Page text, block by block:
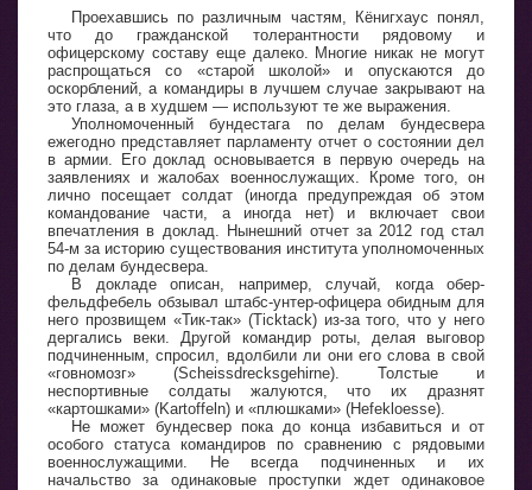
Проехавшись по различным частям, Кёнигхаус понял,
что до гражданской толерантности рядовому и
офицерскому составу еще далеко. Многие никак не могут
распрощаться со «старой школой» и опускаются до
оскорблений, а командиры в лучшем случае закрывают на
это глаза, а в худшем — используют те же выражения.
Уполномоченный бундестага по делам бундесвера
ежегодно представляет парламенту отчет о состоянии дел
в армии. Его доклад основывается в первую очередь на
заявлениях и жалобах военнослужащих. Кроме того, он
лично посещает солдат (иногда предупреждая об этом
командование части, а иногда нет) и включает свои
впечатления в доклад. Нынешний отчет за 2012 год стал
54-м за историю существования института уполномоченных
по делам бундесвера.
В докладе описан, например, случай, когда обер-
фельдфебель обзывал штабс-унтер-офицера обидным для
него прозвищем «Тик-так» (Ticktack) из-за того, что у него
дергались веки. Другой командир роты, делая выговор
подчиненным, спросил, вдолбили ли они его слова в свой
«говномозг» (Scheissdrecksgehirne). Толстые и
неспортивные солдаты жалуются, что их дразнят
«картошками» (Kartoffeln) и «плюшками» (Hefekloesse).
Не может бундесвер пока до конца избавиться и от
особого статуса командиров по сравнению с рядовыми
военнослужащими. Не всегда подчиненных и их
начальство за одинаковые проступки ждет одинаковое